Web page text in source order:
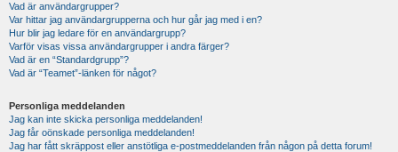
Vad är användargrupper?
Var hittar jag användargrupperna och hur går jag med i en?
Hur blir jag ledare för en användargrupp?
Varför visas vissa användargrupper i andra färger?
Vad är en “Standardgrupp”?
Vad är “Teamet”-länken för något?
Personliga meddelanden
Jag kan inte skicka personliga meddelanden!
Jag får oönskade personliga meddelanden!
Jag har fått skräppost eller anstötliga e-postmeddelanden från någon på detta forum!